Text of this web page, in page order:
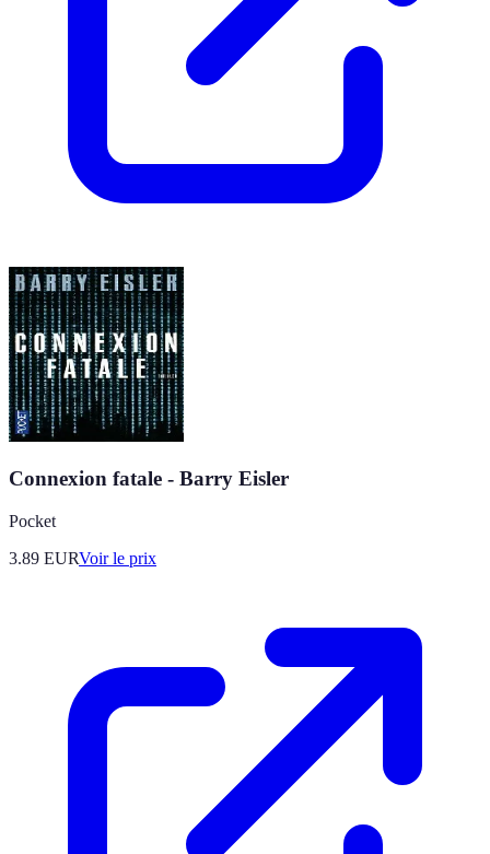
Connexion fatale - Barry Eisler
Pocket
3.89 EURVoir le prix